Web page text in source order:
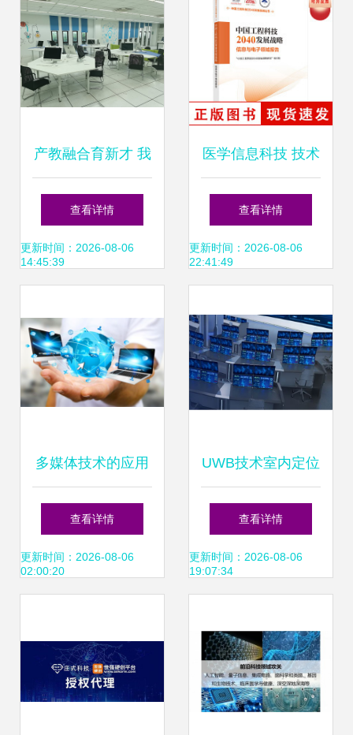
发，擘画未来创新
蓝图
产教融合育新才 我
校与苏州盈实信息
科技共探教育创新
查看详情
更新时间：2026-08-06
14:45:39
医学信息科技 技术
驱动的智慧医疗新
纪元
查看详情
更新时间：2026-08-06
22:41:49
多媒体技术的应用
领域 信息科技领域
的技术开发探索
查看详情
更新时间：2026-08-06
02:00:20
UWB技术室内定位
精准迭代 浩云科技
撬动AR无限可能
查看详情
更新时间：2026-08-06
19:07:34